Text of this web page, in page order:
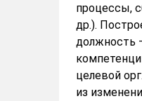
процессы,
др.).
должность
целевой
из